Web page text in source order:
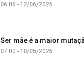
06:06 - 12/06/2026
Ser mãe é a maior
07:00 - 10/05/2026